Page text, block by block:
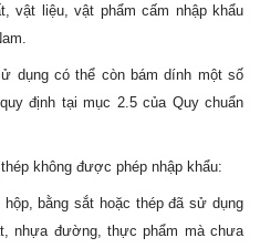
vật liệu, vật phẩm cấm nhập khẩu
dụng có thể còn bám dính một số
định tại mục 2.5 của Quy chuẩn
không được phép nhập khẩu:
bằng sắt hoặc thép đã sử dụng
nhựa đường, thực phẩm mà chưa